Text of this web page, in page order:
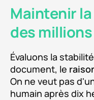
Maintenir
des
Évaluons la
document, le
On ne veut pas
humain après dix